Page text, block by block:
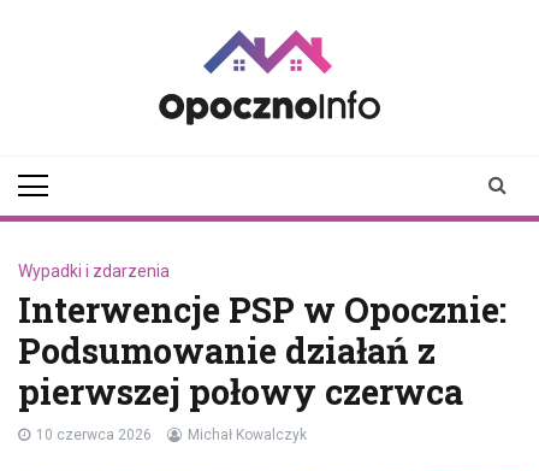
Wypadki i zdarzenia
Interwencje PSP w Opocznie:
Podsumowanie działań z
pierwszej połowy czerwca
10 czerwca 2026 Michał Kowalczyk